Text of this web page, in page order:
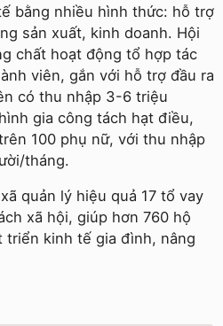
bằng nhiều hình thức: hỗ trợ
sản xuất, kinh doanh. Hội
chất hoạt động tổ hợp tác
viên, gắn với hỗ trợ đầu ra
có thu nhập 3-6 triệu
gia công tách hạt điều,
100 phụ nữ, với thu nhập
tháng.
quản lý hiệu quả 17 tổ vay
xã hội, giúp hơn 760 hộ
kinh tế gia đình, nâng